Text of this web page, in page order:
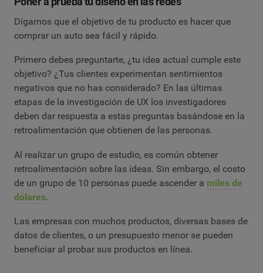
Digamos que el objetivo de tu producto es hacer que
comprar un auto sea fácil y rápido.
Primero debes preguntarte, ¿tu idea actual cumple este
objetivo? ¿Tus clientes experimentan sentimientos
negativos que no has considerado? En las últimas
etapas de la investigación de UX los investigadores
deben dar respuesta a estas preguntas basándose en la
retroalimentación que obtienen de las personas.
Al realizar un grupo de estudio, es común obtener
retroalimentación sobre las ideas. Sin embargo, el costo
de un grupo de 10 personas puede ascender a miles de
dólares.
Las empresas con muchos productos, diversas bases de
datos de clientes, o un presupuesto menor se pueden
beneficiar al probar sus productos en línea.